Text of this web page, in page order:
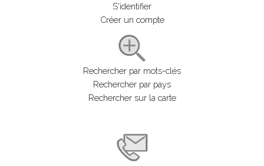
S'identifier
Créer un compte
Rechercher par mots-clés
Rechercher par pays
Rechercher sur la carte